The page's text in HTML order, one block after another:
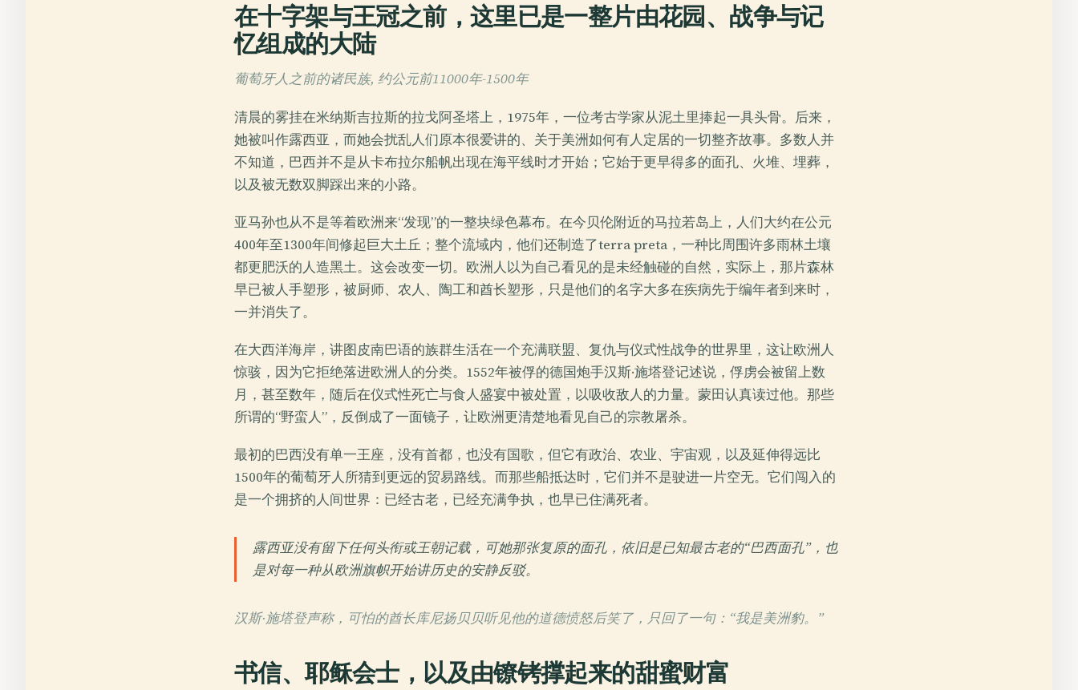
在十字架与王冠之前，这里已是一整片由花园、战争与记
忆组成的大陆
葡萄牙人之前的诸民族, 约公元前11000年-1500年
清晨的雾挂在米纳斯吉拉斯的拉戈阿圣塔上，1975年，一位考古学家从泥土里捧起一具头骨。后来，
她被叫作露西亚，而她会扰乱人们原本很爱讲的、关于美洲如何有人定居的一切整齐故事。多数人并
不知道，巴西并不是从卡布拉尔船帆出现在海平线时才开始；它始于更早得多的面孔、火堆、埋葬，
以及被无数双脚踩出来的小路。
亚马孙也从不是等着欧洲来“发现”的一整块绿色幕布。在今贝伦附近的马拉若岛上，人们大约在公元
400年至1300年间修起巨大土丘；整个流域内，他们还制造了terra preta，一种比周围许多雨林土壤
都更肥沃的人造黑土。这会改变一切。欧洲人以为自己看见的是未经触碰的自然，实际上，那片森林
早已被人手塑形，被厨师、农人、陶工和酋长塑形，只是他们的名字大多在疾病先于编年者到来时，
一并消失了。
在大西洋海岸，讲图皮南巴语的族群生活在一个充满联盟、复仇与仪式性战争的世界里，这让欧洲人
惊骇，因为它拒绝落进欧洲人的分类。1552年被俘的德国炮手汉斯·施塔登记述说，俘虏会被留上数
月，甚至数年，随后在仪式性死亡与食人盛宴中被处置，以吸收敌人的力量。蒙田认真读过他。那些
所谓的“野蛮人”，反倒成了一面镜子，让欧洲更清楚地看见自己的宗教屠杀。
最初的巴西没有单一王座，没有首都，也没有国歌，但它有政治、农业、宇宙观，以及延伸得远比
1500年的葡萄牙人所猜到更远的贸易路线。而那些船抵达时，它们并不是驶进一片空无。它们闯入的
是一个拥挤的人间世界：已经古老，已经充满争执，也早已住满死者。
露西亚没有留下任何头衔或王朝记载，可她那张复原的面孔，依旧是已知最古老的“巴西面孔”，也
是对每一种从欧洲旗帜开始讲历史的安静反驳。
汉斯·施塔登声称，可怕的酋长库尼扬贝贝听见他的道德愤怒后笑了，只回了一句：“我是美洲豹。”
书信、耶稣会士，以及由镣铐撑起来的甜蜜财富